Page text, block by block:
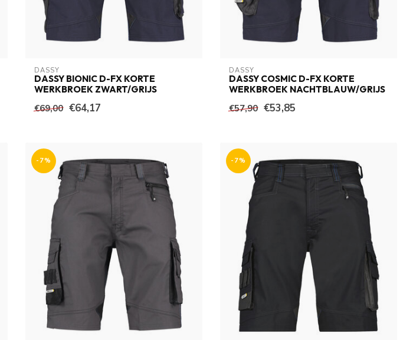
DASSY
DASSY BIONIC D-FX KORTE
WERKBROEK ZWART/GRIJS
€69,00 €64,17
DASSY
DASSY COSMIC D-FX KORTE
WERKBROEK NACHTBLAUW/GRIJS
€57,90 €53,85
-7% -7%